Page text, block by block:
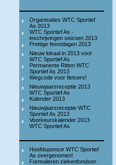
Organisaties WTC Sportief
As 2013
WTC Sportief As -
inschrijvingen seizoen 2013
Prettige feestdagen 2013
Nieuw lokaal in 2013 voor
WTC Sportief As
Permanente Ritten WTC
Sportief As 2013
Wegcode voor fietsers!
Nieuwjaarsreceptie 2013
WTC Sportief As
Kalender 2013
Nieuwjaarsreceptie WTC
Sportief As 2013
Voorkeurskalender 2013
WTC Sportief As
Hoofdsponsor WTC Sportief
As overgenomen!
Formulieren ziekenfondsen